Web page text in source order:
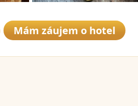
Mám záujem o hotel